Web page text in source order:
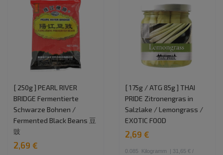
[ 250g ] PEARL RIVER
BRIDGE Fermentierte
Schwarze Bohnen /
Fermented Black Beans 豆
豉
2,69 €
[ 175g / ATG 85g ] THAI
PRIDE Zitronengras in
Salzlake / Lemongrass /
EXOTIC FOOD
2,69 €
0.085 Kilogramm
| 31,65 € /